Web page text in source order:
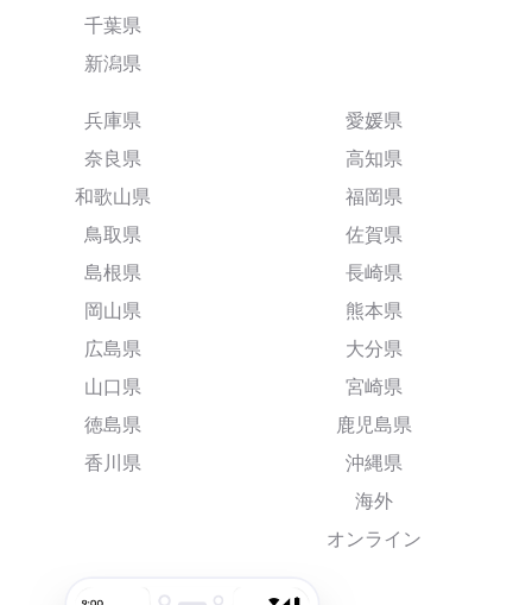
千葉県
新潟県
兵庫県
奈良県
和歌山県
鳥取県
島根県
岡山県
広島県
山口県
徳島県
香川県
愛媛県
高知県
福岡県
佐賀県
長崎県
熊本県
大分県
宮崎県
鹿児島県
沖縄県
海外
オンライン